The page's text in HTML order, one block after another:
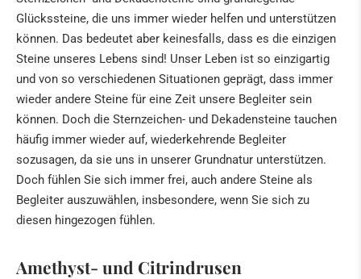
Glückssteine, die uns immer wieder helfen und unterstützen
können. Das bedeutet aber keinesfalls, dass es die einzigen
Steine unseres Lebens sind! Unser Leben ist so einzigartig
und von so verschiedenen Situationen geprägt, dass immer
wieder andere Steine für eine Zeit unsere Begleiter sein
können. Doch die Sternzeichen- und Dekadensteine tauchen
häufig immer wieder auf, wiederkehrende Begleiter
sozusagen, da sie uns in unserer Grundnatur unterstützen.
Doch fühlen Sie sich immer frei, auch andere Steine als
Begleiter auszuwählen, insbesondere, wenn Sie sich zu
diesen hingezogen fühlen.
Amethyst- und Citrindrusen